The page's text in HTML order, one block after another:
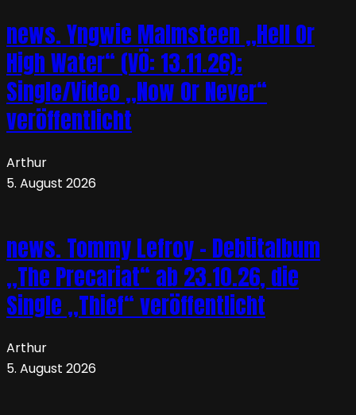
news. Yngwie Malmsteen „Hell Or
High Water“ (VÖ: 13.11.26);
Single/Video „Now Or Never“
veröffentlicht
Arthur
5. August 2026
news. Tommy Lefroy – Debütalbum
„The Precariat“ ab 23.10.26, die
Single „Thief“ veröffentlicht
Arthur
5. August 2026